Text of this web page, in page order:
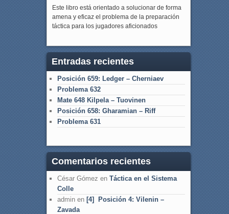
Este libro está orientado a solucionar de forma
amena y eficaz el problema de la preparación
táctica para los jugadores aficionados
Entradas recientes
Posición 659: Ledger – Cherniaev
Problema 632
Mate 648 Kilpela – Tuovinen
Posición 658: Gharamian – Riff
Problema 631
Comentarios recientes
César Gómez en Táctica en el Sistema
Colle
adminen [4] Posición 4: Vilenin –
Zavada